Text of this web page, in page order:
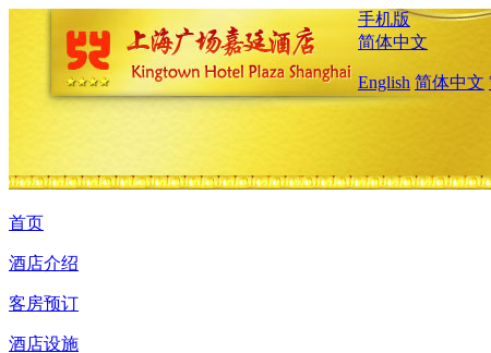
手机版
简体中文
English 简体中文
首页
酒店介绍
客房预订
酒店设施